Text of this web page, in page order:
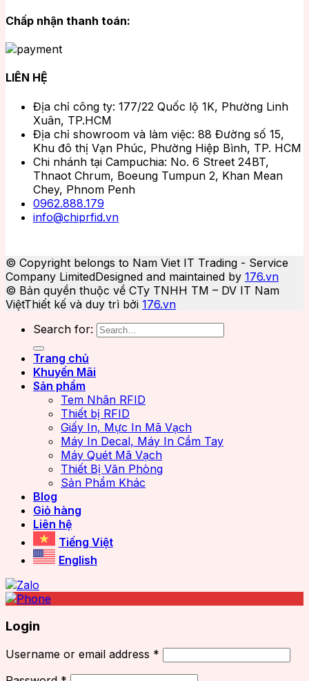
Chấp nhận thanh toán:
LIÊN HỆ
Địa chỉ công ty: 177/22 Quốc lộ 1K, Phường Linh
Xuân, TP.HCM
Địa chỉ showroom và làm việc: 88 Đường số 15,
Khu đô thị Vạn Phúc, Phường Hiệp Bình, TP. HCM
Chi nhánh tại Campuchia: No. 6 Street 24BT,
Thnaot Chrum, Boeung Tumpun 2, Khan Mean
Chey, Phnom Penh
0962.888.179
info@chiprfid.vn
© Copyright belongs to Nam Viet IT Trading - Service
Company LimitedDesigned and maintained by 176.vn
© Bản quyền thuộc về CTy TNHH TM – DV IT Nam
ViệtThiết kế và duy trì bởi 176.vn
Search for:
Trang chủ
Khuyến Mãi
Sản phẩm
Tem Nhãn RFID
Thiết bị RFID
Giấy In, Mực In Mã Vạch
Máy In Decal, Máy In Cầm Tay
Máy Quét Mã Vạch
Thiết Bị Văn Phòng
Sản Phẩm Khác
Blog
Giỏ hàng
Liên hệ
Tiếng Việt
English
Login
Username or email address *